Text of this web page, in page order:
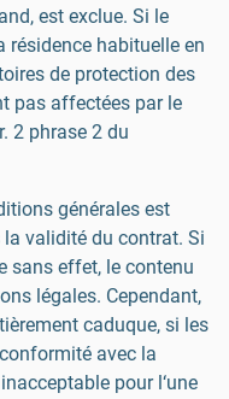
est exclue. Si le
résidence habituelle en
de protection des
pas affectées par le
2 phrase 2 du
générales est
la validité du contrat. Si
sans effet, le contenu
légales. Cependant,
caduque, si les
avec la
pour l‘une